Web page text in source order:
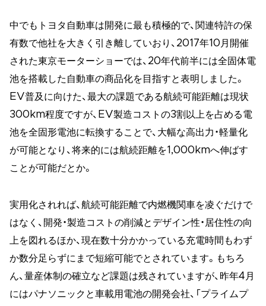
中でもトヨタ自動車は開発に最も積極的で、関連特許の保
有数で他社を大きく引き離していおり、2017年10月開催
された東京モーターショーでは、20年代前半には全固体電
池を搭載した自動車の商品化を目指すと表明しました。
EV普及に向けた、最大の課題である航続可能距離は現状
300km程度ですが、EV製造コストの3割以上を占める電
池を全固形電池に転換することで、大幅な高出力・軽量化
が可能となり、将来的には航続距離を1,000kmへ伸ばす
ことが可能だとか。
実用化されれば、航続可能距離で内燃機関車を凌ぐだけで
はなく、開発・製造コストの削減とデザイン性・居住性の向
上を図れるほか、現在数十分かかっている充電時間もわず
か数分足らずにまで短縮可能でとされています。もちろ
ん、量産体制の確立など課題は残されていますが、昨年4月
にはパナソニックと車載用電池の開発会社、「プライムプ